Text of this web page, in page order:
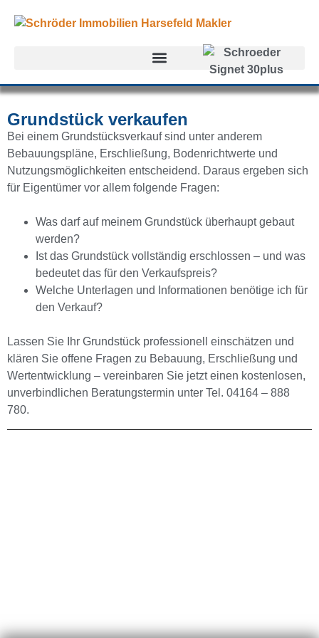
Grundstück verkaufen
Bei einem Grundstücksverkauf sind unter anderem
Bebauungspläne, Erschließung, Bodenrichtwerte und
Nutzungsmöglichkeiten entscheidend. Daraus ergeben sich
für Eigentümer vor allem folgende Fragen:
Was darf auf meinem Grundstück überhaupt gebaut
werden?
Ist das Grundstück vollständig erschlossen – und was
bedeutet das für den Verkaufspreis?
Welche Unterlagen und Informationen benötige ich für
den Verkauf?
Lassen Sie Ihr Grundstück professionell einschätzen und
klären Sie offene Fragen zu Bebauung, Erschließung und
Wertentwicklung – vereinbaren Sie jetzt einen kostenlosen,
unverbindlichen Beratungstermin unter Tel. 04164 – 888
780.